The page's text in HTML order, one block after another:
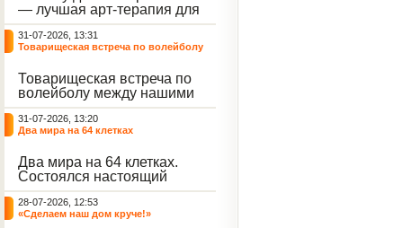
— лучшая арт-терапия для
воспитателя?
31-07-2026, 13:31
Товарищеская встреча по волейболу
Товарищеская встреча по
волейболу между нашими
воспитанниками и
сельскими ребятами.
31-07-2026, 13:20
Два мира на 64 клетках
Два мира на 64 клетках.
Состоялся настоящий
интеллектуальный
праздник — турнир по
шахматам и шашкам.
28-07-2026, 12:53
«Сделаем наш дом круче!»